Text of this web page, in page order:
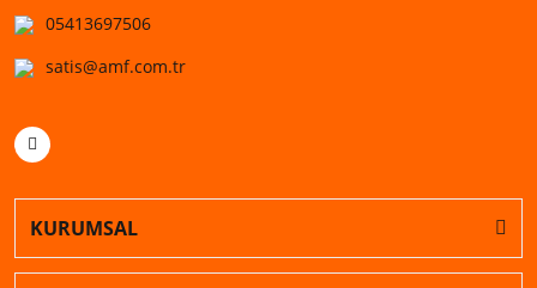
05413697506
satis@amf.com.tr
KURUMSAL